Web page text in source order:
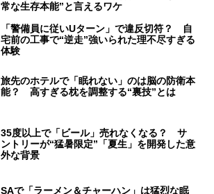
常な生存本能”と言えるワケ
「警備員に従いUターン」で違反切符？ 自
宅前の工事で“逆走”強いられた理不尽すぎる
体験
旅先のホテルで「眠れない」のは脳の防衛本
能？ 高すぎる枕を調整する“裏技”とは
35度以上で「ビール」売れなくなる？ サ
ントリーが“猛暑限定”「夏生」を開発した意
外な背景
SAで「ラーメン＆チャーハン」は猛烈な眠